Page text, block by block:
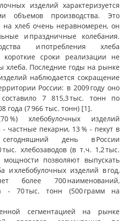
изделий характеризуется
объемов производства. Это
на хлеб очень неравномерен, он
и праздничные колебания.
и потребления хлеба
короткие сроки реализации не
хлеба. Последние годы на рынке
наблюдается сокращение
России: в 2009 году оно
7 815,3 тыс. тонн по
года (7 966 тыс. тонн) [1].
%) хлебобулочных изделий
- частные пекарни, 13 % - пекут в
день в России
хлебозаводов (в т.ч. 1,2 тыс.
позволяют выпускать
и хлебобулочных изделий в год,
более 700 наименований,
- 70 тыс. тонн (500 грамм на
сегментацией на рынке